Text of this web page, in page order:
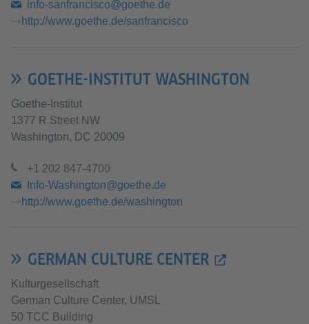
info-sanfrancisco@goethe.de
http://www.goethe.de/sanfrancisco
GOETHE-INSTITUT WASHINGTON
Goethe-Institut
1377 R Street NW
Washington, DC 20009
+1 202 847-4700
Info-Washington@goethe.de
http://www.goethe.de/washington
GERMAN CULTURE CENTER
Kulturgesellschaft
German Culture Center, UMSL
50 TCC Building